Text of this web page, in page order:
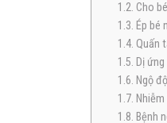
1.2. Cho
1.3. Ép bé
1.4. Quấn
1.5. Dị
1.6. Ngộ
1.7.
1.8. Bệnh